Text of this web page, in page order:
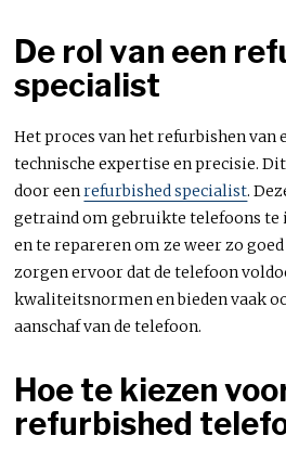
De rol van een
specialist
Het proces van het refurbishen van
technische expertise en precisie.
door eenrefurbished specialist.
getraind om gebruikte telefoons te
en te repareren om ze weer zo
zorgen ervoor dat de telefoon
kwaliteitsnormen en bieden vaak
aanschaf van de telefoon.
Hoe te kiezen
refurbished